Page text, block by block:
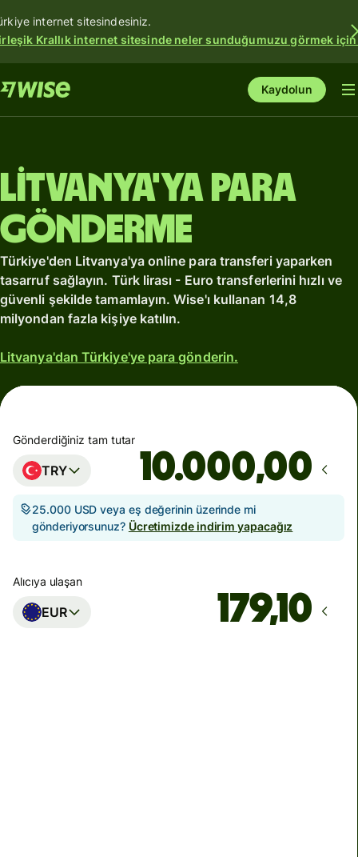
internet sitesindesiniz.
Krallık internet sitesinde neler sunduğumuzu görmek için
Kaydolun
Litvanya'ya para
gönderme
Türkiye'den Litvanya'ya online para transferi yaparken
tasarruf sağlayın. Türk lirası - Euro transferlerini hızlı ve
güvenli şekilde tamamlayın. Wise'ı kullanan 14,8
milyondan fazla kişiye katılın.
Litvanya'dan Türkiye'ye para gönderin.
Gönderdiğiniz tam tutar
TRY ,00
25.000 USD veya eş değerinin üzerinde mi
gönderiyorsunuz? Ücretimizde indirim yapacağız
Alıcıya ulaşan
EUR